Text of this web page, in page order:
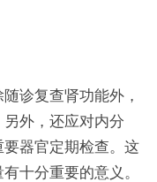
诊复查肾功能外，
外，还应对内分
器官定期检查。这
十分重要的意义。